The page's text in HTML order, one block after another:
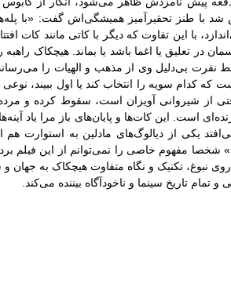
شد با طنز تحقیرآمیز همیشگی‌اش گفت: «با
با این تفاوت که دیگر با کاتی مانند کات
در تعلیق یا اغما باشد یا بماند. هیچکاک
بی‌دلیل وی از مذهب و الهیات را
کدام سویه‌ را انتخاب کند یا اول ببیند، نوعی
شیروانی آویزان است، سقوط کرده و
است. این کات‌ها و پایان‌های باز مرا یاد
یکی از دیالوگ‌های مادلین به استوارت هم
مفهوم خاصی را نمی‌توانم از این فیلم
نبوغ، تکنیک‌ و نگاه متفاوت هیچکاک به جهان
تمام تاریخ سینما و ناخودآگاه بیننده می‌کند.